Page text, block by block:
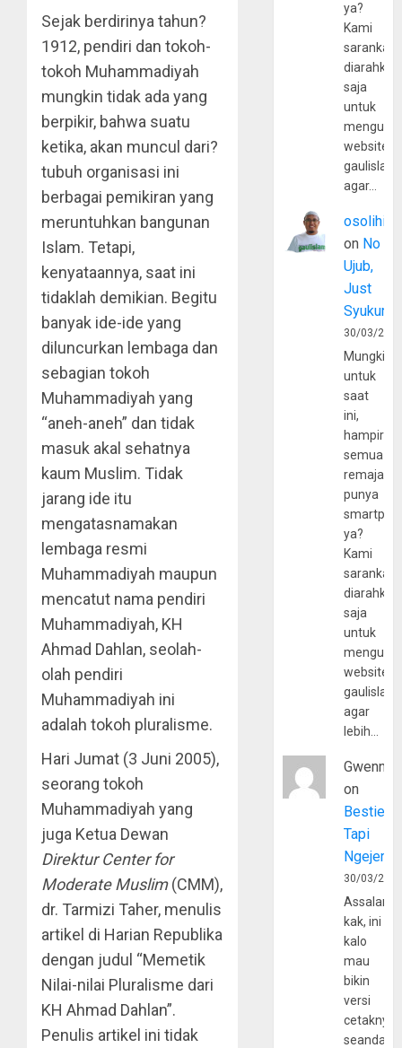
Sejak berdirinya tahun?
1912, pendiri dan tokoh-
tokoh Muhammadiyah
mungkin tidak ada yang
berpikir, bahwa suatu
ketika, akan muncul dari?
tubuh organisasi ini
berbagai pemikiran yang
meruntuhkan bangunan
Islam. Tetapi,
kenyataannya, saat ini
tidaklah demikian. Begitu
banyak ide-ide yang
diluncurkan lembaga dan
sebagian tokoh
Muhammadiyah yang
“aneh-aneh” dan tidak
masuk akal sehatnya
kaum Muslim. Tidak
jarang ide itu
mengatasnamakan
lembaga resmi
Muhammadiyah maupun
mencatut nama pendiri
Muhammadiyah, KH
Ahmad Dahlan, seolah-
olah pendiri
Muhammadiyah ini
adalah tokoh pluralisme.
Hari Jumat (3 Juni 2005),
seorang tokoh
Muhammadiyah yang
juga Ketua Dewan
Direktur Center for
Moderate Muslim(CMM),
dr. Tarmizi Taher, menulis
artikel di Harian Republika
dengan judul “Memetik
Nilai-nilai Pluralisme dari
KH Ahmad Dahlan”.
Penulis artikel ini tidak
ya?
Kami
sarankan,
diarahkan
saja
untuk
website
agar…
osolihin
on No
Ujub,
Just
Syukur
30/03/
Mungkin
untuk
saat
ini,
hampir
semua
remaja
punya
ya?
Kami
sarankan,
diarahkan
saja
untuk
website
agar
lebih…
Gwenny
on
Bestie
Tapi
30/03/
kak, ini
kalo
mau
bikin
versi
cetaknya